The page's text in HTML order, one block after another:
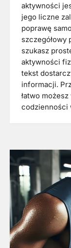
aktywności
jego liczne
poprawę
szczegółowy
szukasz
aktywności
tekst
informacji.
łatwo
codzienności